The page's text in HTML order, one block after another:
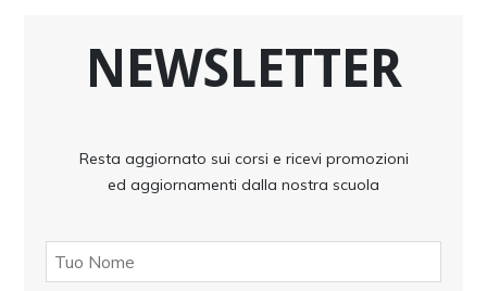
NEWSLETTER
Resta aggiornato sui corsi e ricevi promozioni
ed aggiornamenti dalla nostra scuola